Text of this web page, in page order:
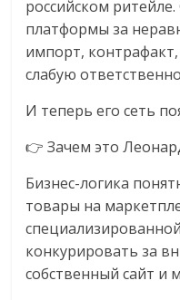
российском
платформы за
импорт,
слабую
И теперь его сеть
👉 Зачем это
Бизнес-логика
товары на
конкурировать за
собственный сайт и